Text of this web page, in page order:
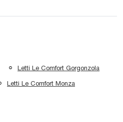
Letti Le Comfort Gorgonzola
Letti Le Comfort Monza